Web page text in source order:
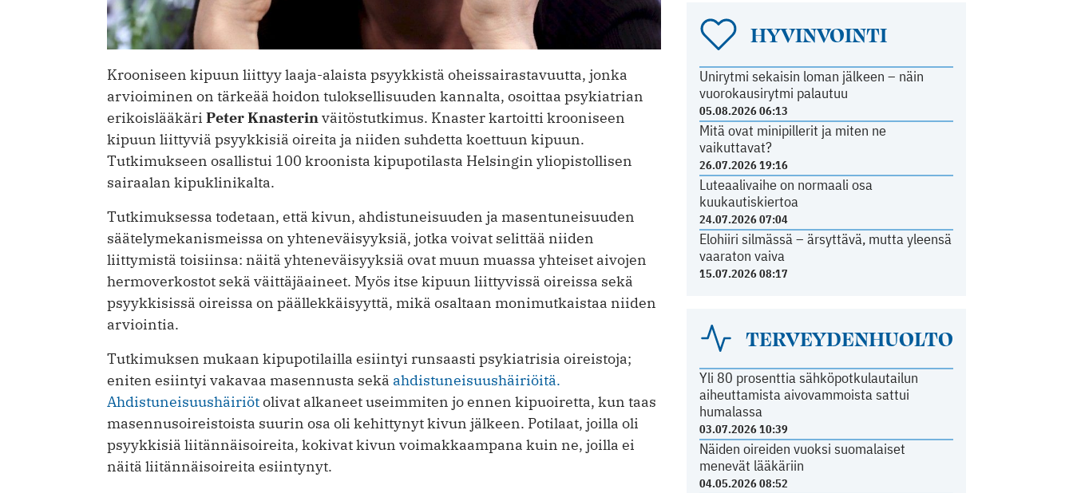
HYVINVOINTI
Unirytmi sekaisin loman jälkeen – näin
vuorokausirytmi palautuu
05.08.2026 06:13
Mitä ovat minipillerit ja miten ne
vaikuttavat?
26.07.2026 19:16
Luteaalivaihe on normaali osa
kuukautiskiertoa
24.07.2026 07:04
Elohiiri silmässä – ärsyttävä, mutta yleensä
vaaraton vaiva
15.07.2026 08:17
TERVEYDENHUOLTO
Yli 80 prosenttia sähköpotkulautailun
aiheuttamista aivovammoista sattui
humalassa
03.07.2026 10:39
Näiden oireiden vuoksi suomalaiset
menevät lääkäriin
04.05.2026 08:52
Krooniseen kipuun liittyy laaja-alaista psyykkistä oheissairastavuutta, jonka
arvioiminen on tärkeää hoidon tuloksellisuuden kannalta, osoittaa psykiatrian
erikoislääkäri Peter Knasterinväitöstutkimus. Knaster kartoitti krooniseen
kipuun liittyviä psyykkisiä oireita ja niiden suhdetta koettuun kipuun.
Tutkimukseen osallistui 100 kroonista kipupotilasta Helsingin yliopistollisen
sairaalan kipuklinikalta.
Tutkimuksessa todetaan, että kivun, ahdistuneisuuden ja masentuneisuuden
säätelymekanismeissa on yhteneväisyyksiä, jotka voivat selittää niiden
liittymistä toisiinsa: näitä yhteneväisyyksiä ovat muun muassa yhteiset aivojen
hermoverkostot sekä väittäjäaineet. Myös itse kipuun liittyvissä oireissa sekä
psyykkisissä oireissa on päällekkäisyyttä, mikä osaltaan monimutkaistaa niiden
arviointia.
Tutkimuksen mukaan kipupotilailla esiintyi runsaasti psykiatrisia oireistoja;
eniten esiintyi vakavaa masennusta sekä ahdistuneisuushäiriöitä.
Ahdistuneisuushäiriötolivat alkaneet useimmiten jo ennen kipuoiretta, kun taas
masennusoireistoista suurin osa oli kehittynyt kivun jälkeen. Potilaat, joilla oli
psyykkisiä liitännäisoireita, kokivat kivun voimakkaampana kuin ne, joilla ei
näitä liitännäisoireita esiintynyt.